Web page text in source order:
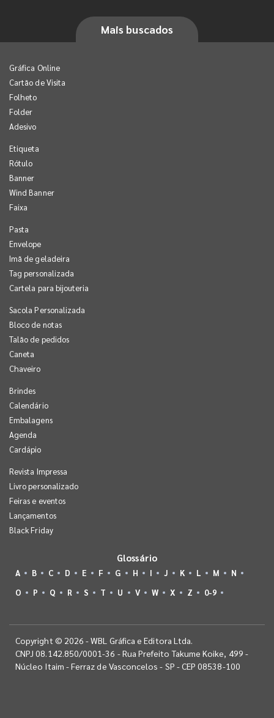
Mais buscados
Gráfica Online
Cartão de Visita
Folheto
Folder
Adesivo
Etiqueta
Rótulo
Banner
Wind Banner
Faixa
Pasta
Envelope
Imã de geladeira
Tag personalizada
Cartela para bijouteria
Sacola Personalizada
Bloco de notas
Talão de pedidos
Caneta
Chaveiro
Brindes
Calendário
Embalagens
Agenda
Cardápio
Revista Impressa
Livro personalizado
Feiras e eventos
Lançamentos
Black Friday
Glossário
A B C D E F G H I J K L M
N
O
P Q R S T U V W X Z 0-9
Copyright © 2026 - WBL Gráfica e Editora Ltda.
CNPJ 08.142.850/0001-36 - Rua Prefeito Takume Koike, 499 -
Núcleo Itaim - Ferraz de Vasconcelos - SP - CEP 08538-100